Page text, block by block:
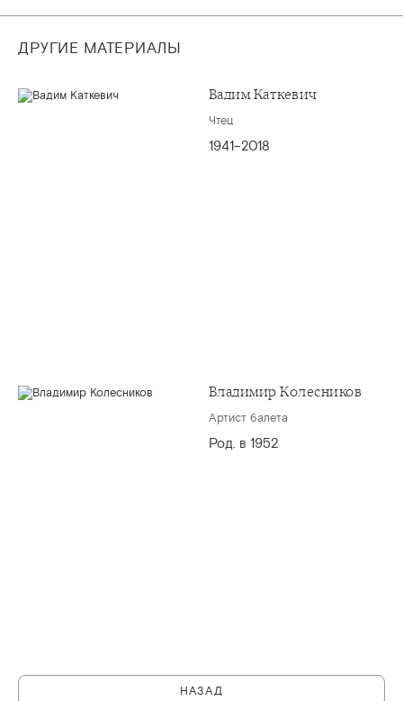
ДРУГИЕ МАТЕРИАЛЫ
Вадим Каткевич
Чтец
1941–2018
Владимир Колесников
Артист балета
Род. в 1952
НАЗАД